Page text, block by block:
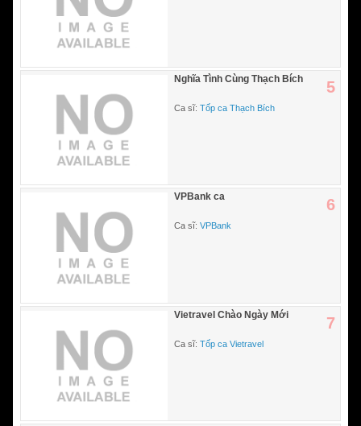
Nghĩa Tình Cùng Thạch Bích 5
Ca sĩ: Tốp ca Thạch Bích
VPBank ca 6
Ca sĩ: VPBank
Vietravel Chào Ngày Mới 7
Ca sĩ: Tốp ca Vietravel